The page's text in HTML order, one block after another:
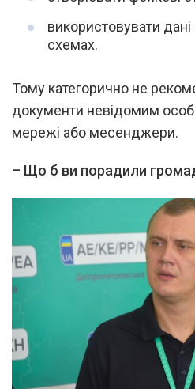
використовувати
схемах.
Тому категорично не
документи невідомим
мережі або месенджери.
– Що б ви порадили